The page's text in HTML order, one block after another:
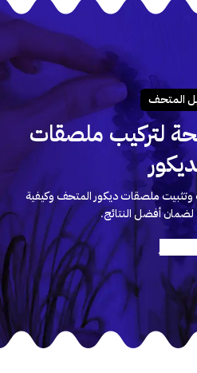
المتحـف
لتركيب ملصقات
ملصقات ديكور المتحف وكيفية
لضمان أفضل النتائج.